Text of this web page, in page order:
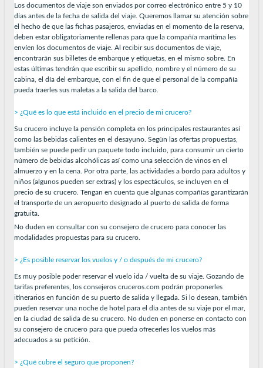
Los documentos de viaje son enviados por correo electrónico entre 5 y 10
días antes de la fecha de salida del viaje. Queremos llamar su atención sobre
el hecho de que las fichas pasajeros, enviadas en el momento de la reserva,
deben estar obligatoriamente rellenas para que la compañía marítima les
envíen los documentos de viaje. Al recibir sus documentos de viaje,
encontrarán sus billetes de embarque y etiquetas, en el mismo sobre. En
estas últimas tendrán que escribir su apellido, nombre y el número de su
cabina, el día del embarque, con el fin de que el personal de la compañía
pueda traerles sus maletas a la salida del barco.
> ¿Qué es lo que está incluido en el precio de mi crucero?
Su crucero incluye la pensión completa en los principales restaurantes así
como las bebidas calientes en el desayuno. Segùn las ofertas propuestas,
también se puede pedir un paquete todo incluido, para consumir un cierto
número de bebidas alcohólicas así como una selección de vinos en el
almuerzo y en la cena. Por otra parte, las actividades a bordo para adultos y
niños (algunos pueden ser extras) y los espectáculos, se incluyen en el
precio de su crucero. Tengan en cuenta que algunas compañías garantizarán
el transporte de un aeropuerto designado al puerto de salida de forma
gratuita.
No duden en consultar con su consejero de crucero para conocer las
modalidades propuestas para su crucero.
> ¿Es posible reservar los vuelos y / o después de mi crucero?
Es muy posible poder reservar el vuelo ida / vuelta de su viaje. Gozando de
tarifas preferentes, los consejeros cruceros.com podrán proponerles
itinerarios en función de su puerto de salida y llegada. Si lo desean, también
pueden reservar una noche de hotel para el día antes de su viaje por el mar,
en la ciudad de salida de su crucero. No duden en ponerse en contacto con
su consejero de crucero para que pueda ofrecerles los vuelos más
adecuados a su petición.
> ¿Qué cubre el seguro que proponen?